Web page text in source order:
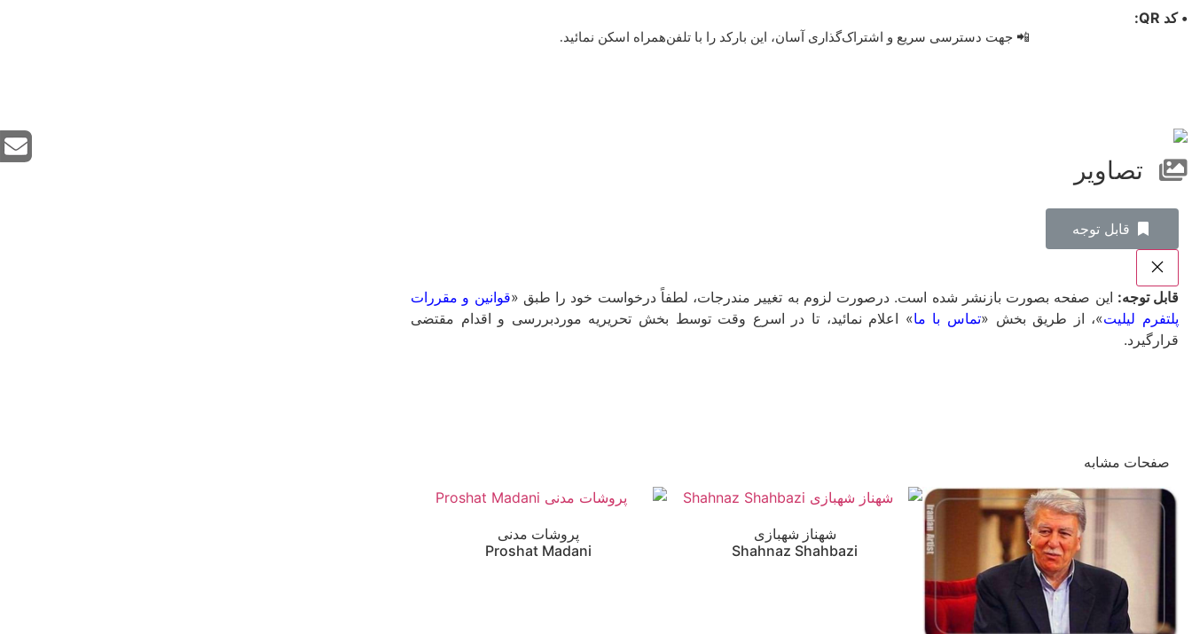
• کد QR:
📲 جهت دسترسی سریع و اشتراک‌گذاری آسان، این بارکد را با تلفن‌همراه اسکن نمائید.
تصاویر
‌قابل توجه
قابل توجه: این صفحه بصورت بازنشر شده است. درصورت لزوم به تغییر مندرجات، لطفاً درخواست خود را طبق «قوانین و مقررات
پلتفرم لیلیت»، از طریق بخش «تماس با ما» اعلام نمائید، تا در اسرع وقت توسط بخش تحریریه موردبررسی و اقدام مقتضی
قرارگیرد.
صفحات مشابه
شهناز شهبازی
Shahnaz Shahbazi
پروشات مدنی
Proshat Madani